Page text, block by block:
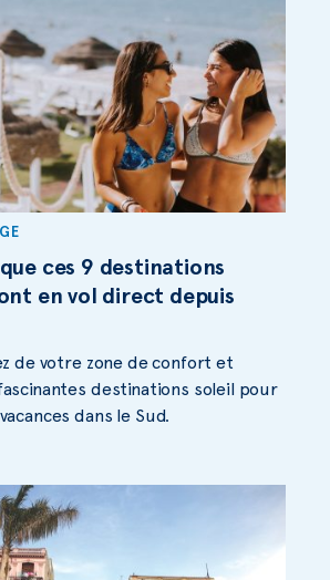
ces 9 destinations
en vol direct depuis
de votre zone de confort et
destinations soleil pour
dans le Sud.